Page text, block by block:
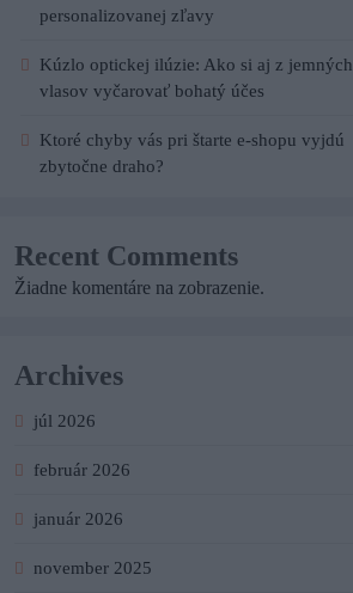
personalizovanej zľavy
Kúzlo optickej ilúzie: Ako si aj z jemných
vlasov vyčarovať bohatý účes
Ktoré chyby vás pri štarte e-shopu vyjdú
zbytočne draho?
Recent Comments
Žiadne komentáre na zobrazenie.
Archives
júl 2026
február 2026
január 2026
november 2025